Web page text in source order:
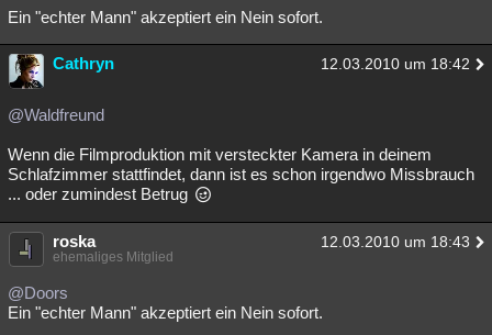
Ein "echter Mann" akzeptiert ein Nein sofort.
Cathryn 12.03.2010 um 18:42
@Waldfreund
Wenn die Filmproduktion mit versteckter Kamera in deinem
Schlafzimmer stattfindet, dann ist es schon irgendwo Missbrauch
... oder zumindest Betrug
roska 12.03.2010 um 18:43
ehemaliges Mitglied
@Doors
Ein "echter Mann" akzeptiert ein Nein sofort.